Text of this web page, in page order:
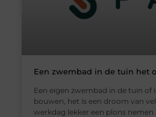
Een zwembad in de tuin het
Een eigen zwembad in de tuin of
bouwen, het is een droom van
werkdag lekker een plons